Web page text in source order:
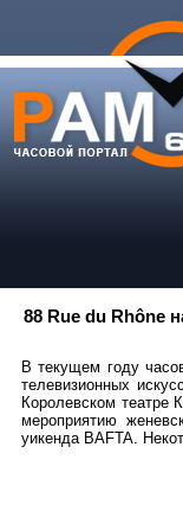
88 Rue du Rhône
В текущем году
телевизионных
Королевском театре
мероприятию
уикенда BAFTA.